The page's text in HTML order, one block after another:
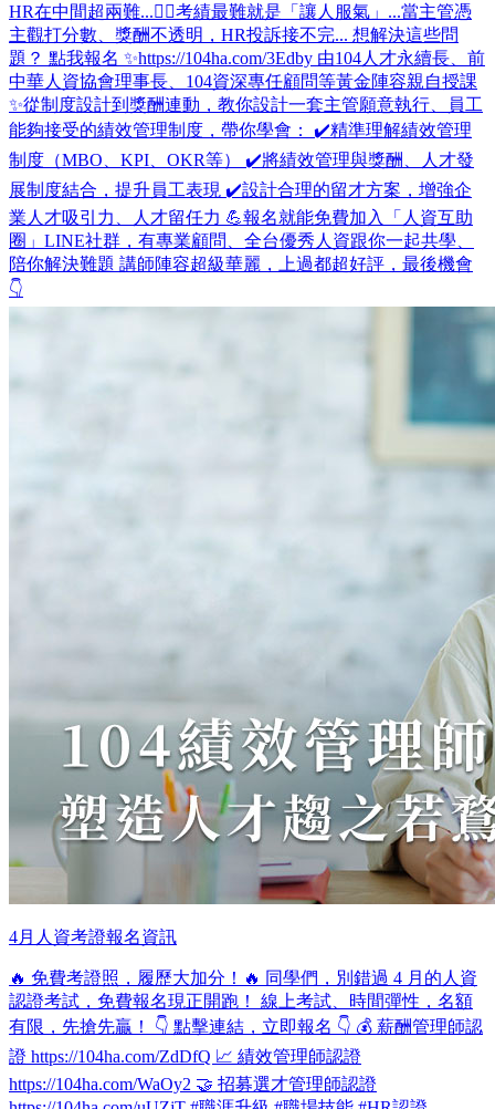
HR在中間超兩難...😵‍💫考績最難就是「讓人服氣」...當主管憑
主觀打分數、獎酬不透明，HR投訴接不完... 想解決這些問
題？ 點我報名 ✨https://104ha.com/3Edby 由104人才永續長、前
中華人資協會理事長、104資深專任顧問等黃金陣容親自授課
✨從制度設計到獎酬連動，教你設計一套主管願意執行、員工
能夠接受的績效管理制度，帶你學會： ✔️精準理解績效管理
制度（MBO、KPI、OKR等） ✔️將績效管理與獎酬、人才發
展制度結合，提升員工表現 ✔️設計合理的留才方案，增強企
業人才吸引力、人才留任力 💪報名就能免費加入「人資互助
圈」LINE社群，有專業顧問、全台優秀人資跟你一起共學、
陪你解決難題 講師陣容超級華麗，上過都超好評，最後機會
👇
4月人資考證報名資訊
🔥 免費考證照，履歷大加分！🔥 同學們，別錯過 4 月的人資
認證考試，免費報名現正開跑！ 線上考試、時間彈性，名額
有限，先搶先贏！ 👇 點擊連結，立即報名 👇 💰 薪酬管理師認
證 https://104ha.com/ZdDfQ 📈 績效管理師認證
https://104ha.com/WaOy2 🤝 招募選才管理師認證